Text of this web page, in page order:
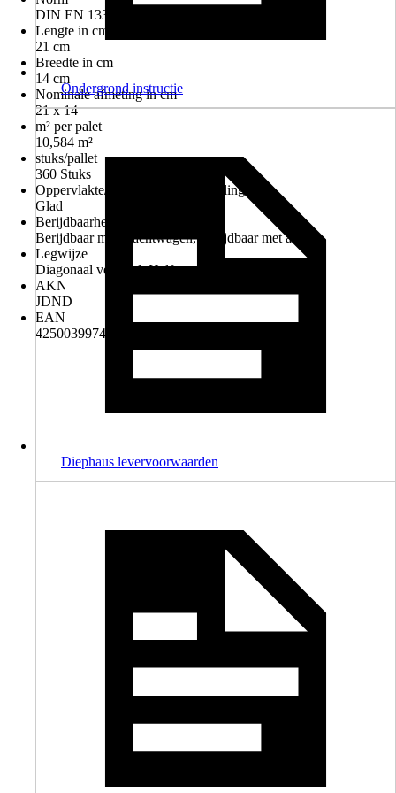
DIN EN 1338
Lengte in cm
21 cm
Breedte in cm
14 cm
Nominale afmeting in cm
21 x 14
m² per palet
10,584 m²
stuks/pallet
360 Stuks
Oppervlakte/Oppervlaktebehandeling
Glad
Berijdbaarheid
Berijdbaar met vrachtwagen, Berijdbaar met auto
Legwijze
Diagonaal verband, Halfsteensverband, Rijverband
AKN
JDND
EAN
4250039974438, 4250039977668
Ondergrond instructie
Diephaus levervoorwaarden